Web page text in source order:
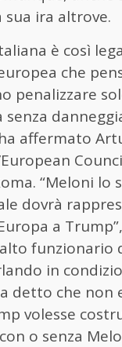
sua ira altrove.
è così
che
penalizzare
senza
affermato
“Meloni lo
dovrà
a
funzionario
in
detto che non
volesse
o senza